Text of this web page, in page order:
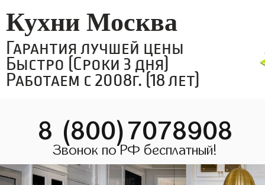
Кухни Москва
Гарантия лучшей цены
Быстро (Сроки 3 дня)
Работаем с 2008г. (18 лет)
8 (800)7078908
Звонок по РФ бесплатный!